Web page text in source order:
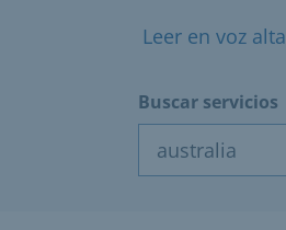
Leer en voz alta
Buscar servicios